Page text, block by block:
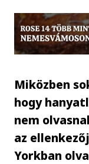
Miközben
hogy
nem
az
Yorkban